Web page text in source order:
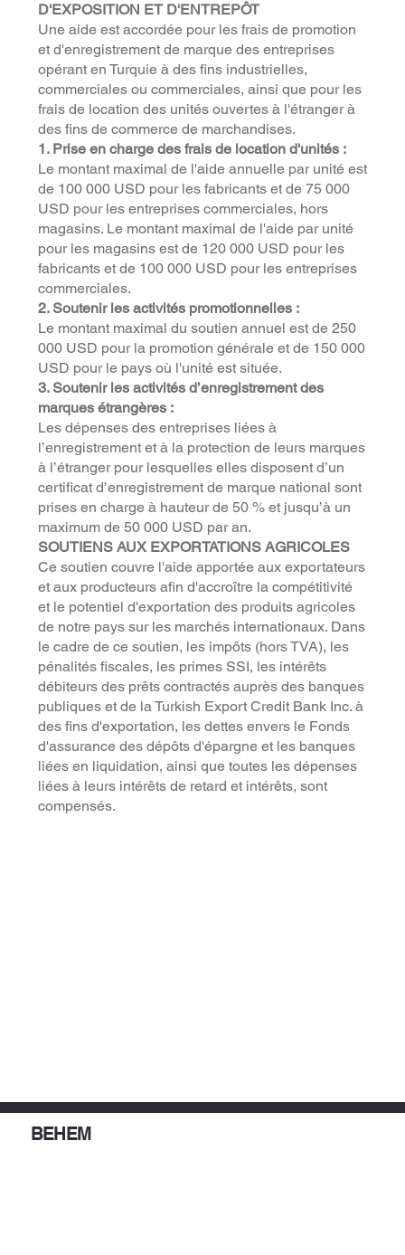
D'EXPOSITION ET D'ENTREPÔT
Une aide est accordée pour les frais de promotion
et d'enregistrement de marque des entreprises
opérant en Turquie à des fins industrielles,
commerciales ou commerciales, ainsi que pour les
frais de location des unités ouvertes à l'étranger à
des fins de commerce de marchandises.
1. Prise en charge des frais de location d'unités :
Le montant maximal de l'aide annuelle par unité est
de 100 000 USD pour les fabricants et de 75 000
USD pour les entreprises commerciales, hors
magasins. Le montant maximal de l'aide par unité
pour les magasins est de 120 000 USD pour les
fabricants et de 100 000 USD pour les entreprises
commerciales.
2. Soutenir les activités promotionnelles :
Le montant maximal du soutien annuel est de 250
000 USD pour la promotion générale et de 150 000
USD pour le pays où l'unité est située.
3. Soutenir les activités d’enregistrement des
marques étrangères :
Les dépenses des entreprises liées à
l’enregistrement et à la protection de leurs marques
à l’étranger pour lesquelles elles disposent d’un
certificat d’enregistrement de marque national sont
prises en charge à hauteur de 50 % et jusqu’à un
maximum de 50 000 USD par an.
SOUTIENS AUX EXPORTATIONS AGRICOLES
Ce soutien couvre l'aide apportée aux exportateurs
et aux producteurs afin d'accroître la compétitivité
et le potentiel d'exportation des produits agricoles
de notre pays sur les marchés internationaux. Dans
le cadre de ce soutien, les impôts (hors TVA), les
pénalités fiscales, les primes SSI, les intérêts
débiteurs des prêts contractés auprès des banques
publiques et de la Turkish Export Credit Bank Inc. à
des fins d'exportation, les dettes envers le Fonds
d'assurance des dépôts d'épargne et les banques
liées en liquidation, ainsi que toutes les dépenses
liées à leurs intérêts de retard et intérêts, sont
compensés.
BEHEM